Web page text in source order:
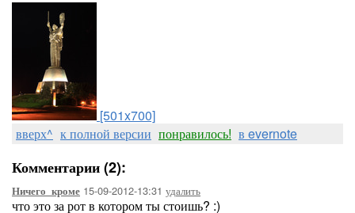
[501x700]
вверх^ к полной версии понравилось! в evernote
Комментарии (2):
Ничего_кроме 15-09-2012-13:31 удалить
что это за рот в котором ты стоишь? :)